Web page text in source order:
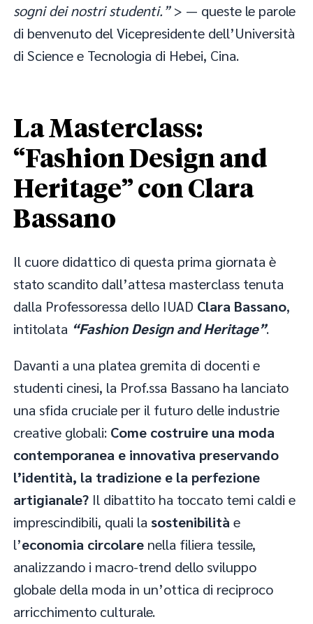
sogni dei nostri studenti.”> — queste le parole
di benvenuto del Vicepresidente dell’Università
di Science e Tecnologia di Hebei, Cina.
La Masterclass:
“Fashion Design and
Heritage” con Clara
Bassano
Il cuore didattico di questa prima giornata è
stato scandito dall’attesa masterclass tenuta
dalla Professoressa dello IUAD Clara Bassano,
intitolata “Fashion Design and Heritage”.
Davanti a una platea gremita di docenti e
studenti cinesi, la Prof.ssa Bassano ha lanciato
una sfida cruciale per il futuro delle industrie
creative globali: Come costruire una moda
contemporanea e innovativa preservando
l’identità, la tradizione e la perfezione
artigianale?Il dibattito ha toccato temi caldi e
imprescindibili, quali la sostenibilità e
l’economia circolarenella filiera tessile,
analizzando i macro-trend dello sviluppo
globale della moda in un’ottica di reciproco
arricchimento culturale.